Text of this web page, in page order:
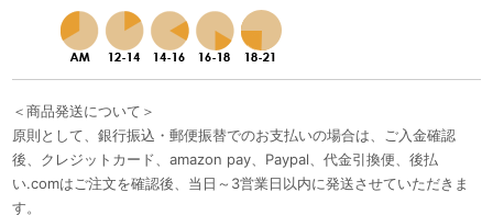
＜商品発送について＞
原則として、銀行振込・郵便振替でのお支払いの場合は、ご入金確認
後、クレジットカード、amazon pay、Paypal、代金引換便、後払
い.comはご注文を確認後、当日～3営業日以内に発送させていただきま
す。